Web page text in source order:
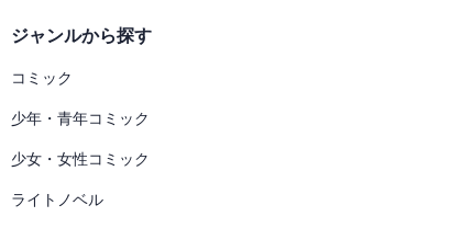
ジャンルから探す
コミック
少年・青年コミック
少女・女性コミック
ライトノベル